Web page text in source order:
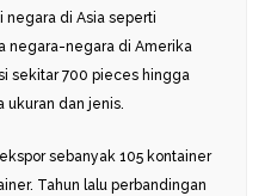
negara di Asia seperti
negara-negara di Amerika
sekitar 700 pieces hingga
ukuran dan jenis.
sebanyak 105 kontainer
Tahun lalu perbandingan